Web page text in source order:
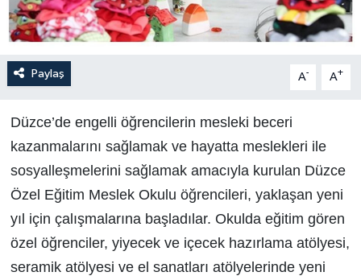
Paylaş A- A+
Düzce’de engelli öğrencilerin mesleki beceri
kazanmalarını sağlamak ve hayatta meslekleri ile
sosyalleşmelerini sağlamak amacıyla kurulan Düzce
Özel Eğitim Meslek Okulu öğrencileri, yaklaşan yeni
yıl için çalışmalarına başladılar. Okulda eğitim gören
özel öğrenciler, yiyecek ve içecek hazırlama atölyesi,
seramik atölyesi ve el sanatları atölyelerinde yeni